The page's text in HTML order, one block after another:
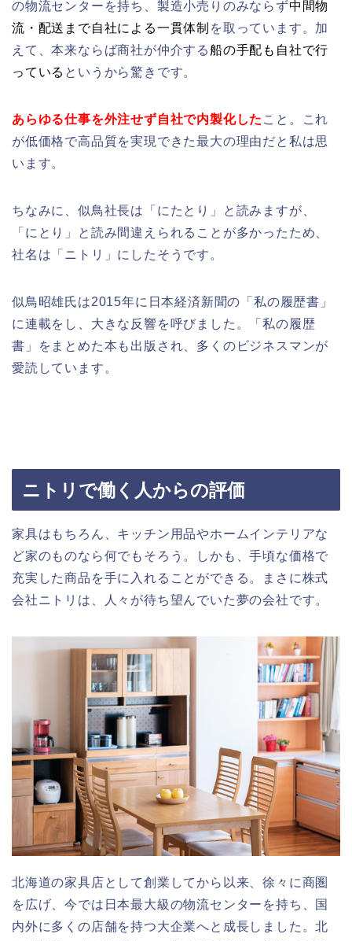
の物流センターを持ち、製造小売りのみならず中間物
流・配送まで自社による一貫体制 を取っています。加
えて、本来ならば商社が仲介する船の手配も自社で行
っている というから驚きです。
あらゆる仕事を外注せず自社で内製化した こと。これ
が低価格で高品質を実現できた最大の理由だと私は思
います。
ちなみに、似鳥社長は「にたとり」と読みますが、
「にとり」と読み間違えられることが多かったため、
社名は「ニトリ」にしたそうです。
似鳥昭雄氏は2015年に日本経済新聞の「私の履歴書」
に連載をし、大きな反響を呼びました。「私の履歴
書」をまとめた本も出版され、多くのビジネスマンが
愛読しています。
ニトリで働く人からの評価
家具はもちろん、キッチン用品やホームインテリアな
ど家のものなら何でもそろう。しかも、手頃な価格で
充実した商品を手に入れることができる。まさに株式
会社ニトリは、人々が待ち望んでいた夢の会社です。
北海道の家具店として創業してから以来、徐々に商圏
を広げ、今では日本最大級の物流センターを持ち、国
内外に多くの店舗を持つ大企業へと成長しました。北